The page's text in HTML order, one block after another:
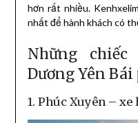
hơn rất nhiều.
nhất để hành khách có
Những
Dương Yên
1. Phúc Xuyên –